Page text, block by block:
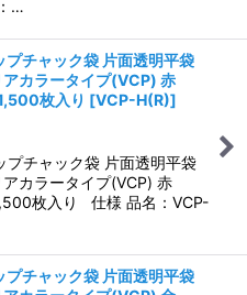
…
プチャック袋 片面透明平袋
カラータイプ(VCP) 赤
枚入り [VCP-H(R)]
プチャック袋 片面透明平袋
カラータイプ(VCP) 赤
枚入り 仕様 品名：VCP-
プチャック袋 片面透明平袋